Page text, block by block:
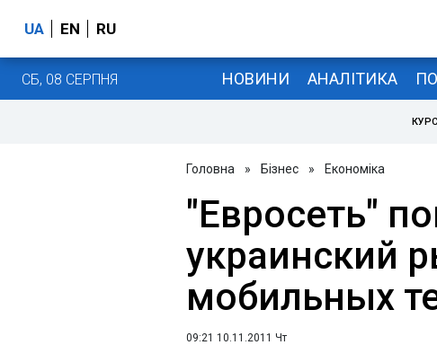
UA EN RU
СБ, 08 СЕРПНЯ НОВИНИ АНАЛІТИКА
Головна » Бізнес » Економіка
"Евросеть"
украинский
мобильных
09:21 10.11.2011 Чт